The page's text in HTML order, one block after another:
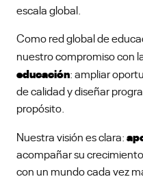
escala global.
Como red global de
nuestro compromiso con
educación: ampliar
de calidad y diseñar
propósito.
Nuestra visión es clara:
acompañar su
con un mundo cada vez